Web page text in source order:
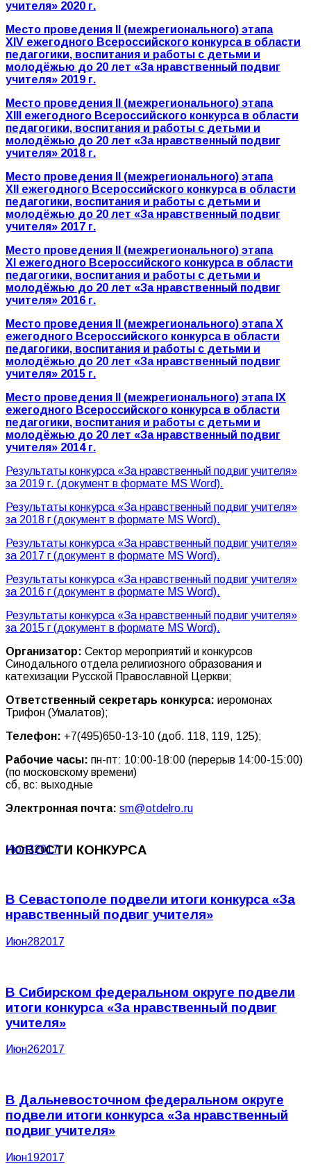
учителя» 2020 г.
Место проведения
(межрегионального) этапа
XIV ежегодного Всероссийского конкурса в области
педагогики, воспитания и работы с детьми и
молодёжью до 20 лет «За нравственный подвиг
учителя» 2019 г.
Место проведения
(межрегионального) этапа
XII
ежегодного Всероссийского конкурса в области
педагогики, воспитания и работы с детьми и
молодёжью до 20 лет «За нравственный подвиг
учителя» 2018 г.
Место проведения
(межрегионального) этапа
XII
ежегодного Всероссийского конкурса в области
педагогики, воспитания и работы с детьми и
молодёжью до 20 лет «За нравственный подвиг
учителя» 2017 г.
Место проведения
(межрегионального) этапа
XI ежегодного Всероссийского конкурса в области
педагогики, воспитания и работы с детьми и
молодёжью до 20 лет «За нравственный подвиг
учителя» 2016 г.
Место проведения
(межрегионального) этапа X
ежегодного Всероссийского конкурса в области
педагогики, воспитания и работы с детьми и
молодёжью до 20 лет «За нравственный подвиг
учителя» 2015 г.
Место проведения II (межрегионального) этапа IX
ежегодного Всероссийского конкурса в области
педагогики, воспитания и работы с детьми и
молодёжью до 20 лет «За нравственный подвиг
учителя» 2014 г.
Результаты конкурса «За нравственный подвиг учителя»
за 2019 г. (документ в формате MS Word).
Результаты конкурса «За нравственный подвиг учителя»
за 2018 г (документ в формате MS Word).
Результаты конкурса «За нравственный подвиг учителя»
за 2017 г (документ в формате MS Word).
Результаты конкурса «За нравственный подвиг учителя»
за 2016 г (документ в формате MS Word).
Результаты конкурса «За нравственный подвиг учителя»
за 2015 г (документ в формате MS Word).
Организатор: Сектор мероприятий и конкурсов
Синодального отдела религиозного образования и
катехизации Русской Православной Церкви;
Ответственный секретарь конкурса: иеромонах
Трифон (Умалатов);
Телефон: +7(495)650-13-10 (доб. 118, 119, 125);
Рабочие часы: пн-пт: 10:00-18:00 (перерыв 14:00-15:00)
(по московскому времени)
сб, вс: выходные
Электронная почта: sm@otdelro.ru
НОВОСТИ КОНКУРСА
Июл32017
В Севастополе подвели итоги конкурса «За
нравственный подвиг учителя»
Июн282017
В Сибирском федеральном округе подвели
итоги конкурса «За нравственный подвиг
учителя»
Июн262017
В Дальневосточном федеральном округе
подвели итоги конкурса «За нравственный
подвиг учителя»
Июн192017